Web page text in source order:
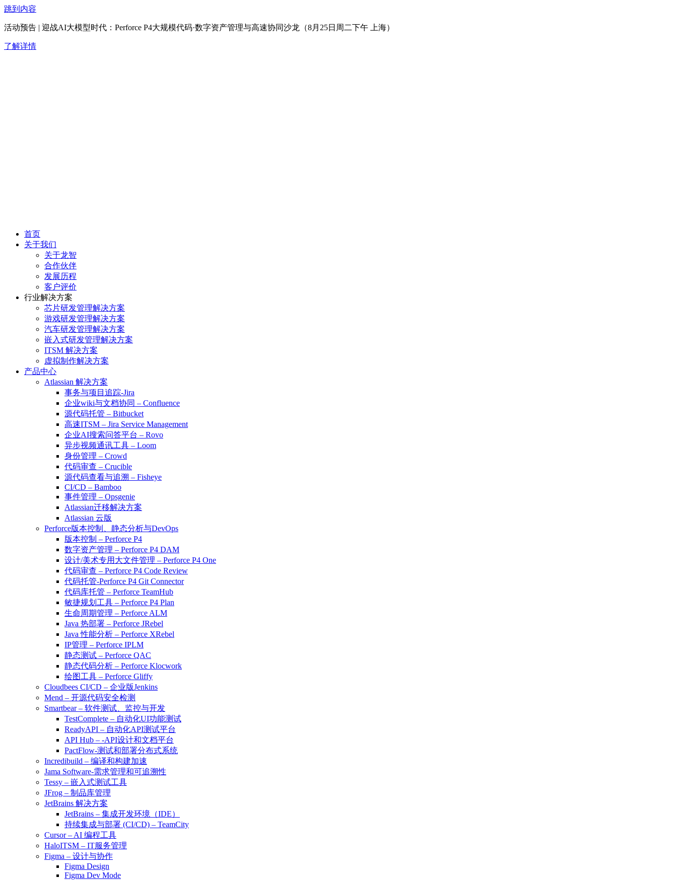
跳到内容
活动预告 | 迎战AI大模型时代：Perforce P4大规模代码·数字资产管理与高速协同沙龙（8月25日周二下午 上海）
了解详情
首页
关于我们
关于龙智
合作伙伴
发展历程
客户评价
行业解决方案
芯片研发管理解决方案
游戏研发管理解决方案
汽车研发管理解决方案
嵌入式研发管理解决方案
ITSM 解决方案
虚拟制作解决方案
产品中心
Atlassian 解决方案
事务与项目追踪-Jira
企业wiki与文档协同 – Confluence
源代码托管 – Bitbucket
高速ITSM – Jira Service Management
企业AI搜索问答平台 – Rovo
异步视频通讯工具 – Loom
身份管理 – Crowd
代码审查 – Crucible
源代码查看与追溯 – Fisheye
CI/CD – Bamboo
事件管理 – Opsgenie
Atlassian迁移解决方案
Atlassian 云版
Perforce版本控制、静态分析与DevOps
版本控制 – Perforce P4
数字资产管理 – Perforce P4 DAM
设计/美术专用大文件管理 – Perforce P4 One
代码审查 – Perforce P4 Code Review
代码托管-Perforce P4 Git Connector
代码库托管 – Perforce TeamHub
敏捷规划工具 – Perforce P4 Plan
生命周期管理 – Perforce ALM
Java 热部署 – Perforce JRebel
Java 性能分析 – Perforce XRebel
IP管理 – Perforce IPLM
静态测试 – Perforce QAC
静态代码分析 – Perforce Klocwork
绘图工具 – Perforce Gliffy
Cloudbees CI/CD – 企业版Jenkins
Mend – 开源代码安全检测
Smartbear – 软件测试、监控与开发
TestComplete – 自动化UI功能测试
ReadyAPI – 自动化API测试平台
API Hub – -API设计和文档平台
PactFlow-测试和部署分布式系统
Incredibuild – 编译和构建加速
Jama Software-需求管理和可追溯性
Tessy – 嵌入式测试工具
JFrog – 制品库管理
JetBrains 解决方案
JetBrains – 集成开发环境（IDE）
持续集成与部署 (CI/CD) – TeamCity
Cursor – AI 编程工具
HaloITSM – IT服务管理
Figma – 设计与协作
Figma Design
Figma Dev Mode